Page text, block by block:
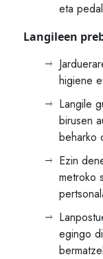
eta
Langileen
higiene
Langile
birusen
beharko
Ezin
metroko
egingo